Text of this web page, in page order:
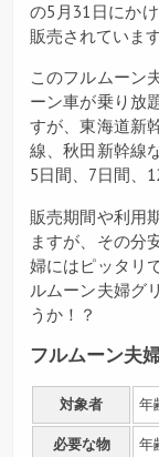
の5月31日にか
販売されています
このフルムーン
ーン車が乗り放
すが、東海道新
線、秋田新幹線
5日間、7日間、
販売期間や利用
ますが、その分
婦にはピッタリ
ルムーン夫婦グ
うか！？
フルムーン夫
対象者 年
必要な物 年